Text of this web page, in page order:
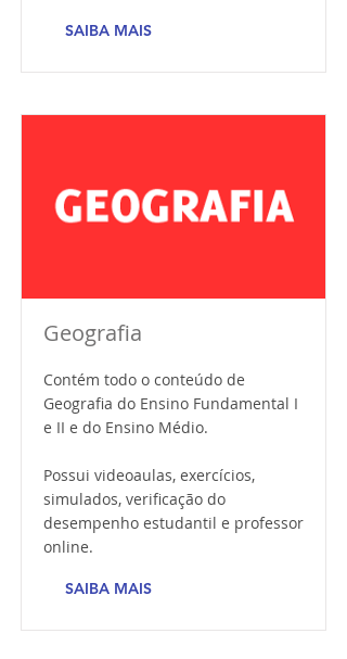
SAIBA MAIS
Geografia
Contém todo o conteúdo de
Geografia do Ensino Fundamental I
e II e do Ensino Médio.
Possui videoaulas, exercícios,
simulados, verificação do
desempenho estudantil e professor
online.
SAIBA MAIS